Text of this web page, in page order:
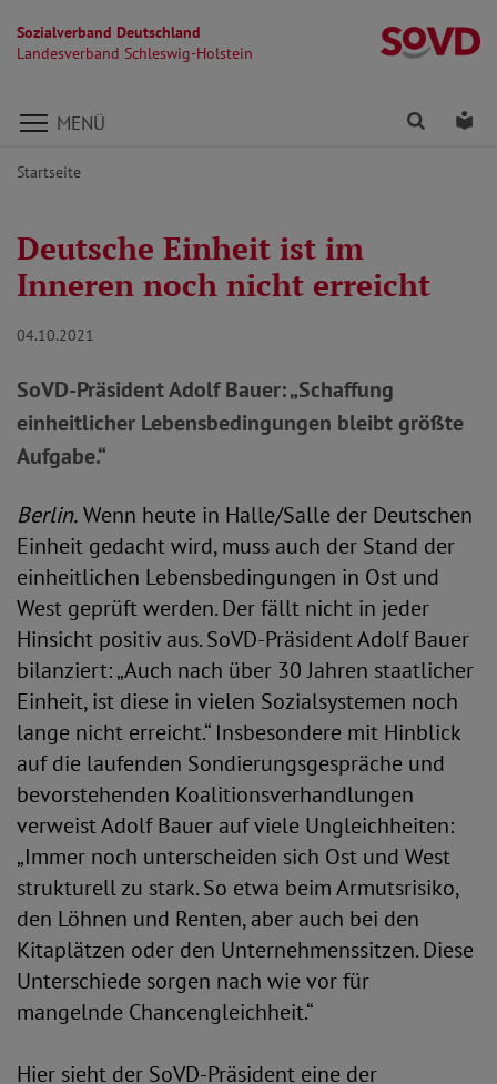
Sozialverband Deutschland
Landesverband Schleswig-Holstein
Direkt zu den Inhalten springen
MENÜ Finden
Startseite
Deutsche Einheit ist im
Inneren noch nicht erreicht
04.10.2021
SoVD-Präsident Adolf Bauer: „Schaffung
einheitlicher Lebensbedingungen bleibt größte
Aufgabe.“
Berlin.Wenn heute in Halle/Salle der Deutschen
Einheit gedacht wird, muss auch der Stand der
einheitlichen Lebensbedingungen in Ost und
West geprüft werden. Der fällt nicht in jeder
Hinsicht positiv aus. SoVD-Präsident Adolf Bauer
bilanziert: „Auch nach über 30 Jahren staatlicher
Einheit, ist diese in vielen Sozialsystemen noch
lange nicht erreicht.“ Insbesondere mit Hinblick
auf die laufenden Sondierungsgespräche und
bevorstehenden Koalitionsverhandlungen
verweist Adolf Bauer auf viele Ungleichheiten:
„Immer noch unterscheiden sich Ost und West
strukturell zu stark. So etwa beim Armutsrisiko,
den Löhnen und Renten, aber auch bei den
Kitaplätzen oder den Unternehmenssitzen. Diese
Unterschiede sorgen nach wie vor für
mangelnde Chancengleichheit.“
Hier sieht der SoVD-Präsident eine der